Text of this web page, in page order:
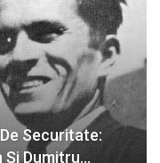
Securitate:
Și Dumitru…